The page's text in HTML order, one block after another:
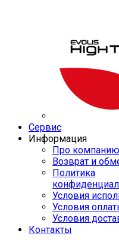
Сервис
Информация
Про компанию
Возврат и
Политика
Условия
Условия
Условия
Контакты